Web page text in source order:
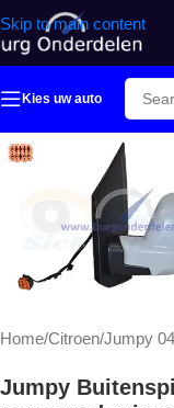
Skip to main content
Kies uw auto
Home/Citroen/Jumpy
Jumpy